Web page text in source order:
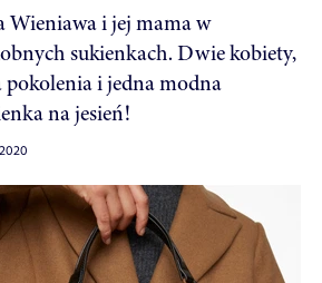
Wieniawa i jej mama w
sukienkach. Dwie kobiety,
pokolenia i jedna modna
na jesień!